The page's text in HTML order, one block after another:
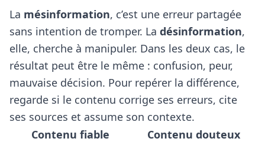
La mésinformation, c’est une erreur partagée
sans intention de tromper. La désinformation,
elle, cherche à manipuler. Dans les deux cas, le
résultat peut être le même : confusion, peur,
mauvaise décision. Pour repérer la différence,
regarde si le contenu corrige ses erreurs, cite
ses sources et assume son contexte.
Contenu fiable
Contenu douteux